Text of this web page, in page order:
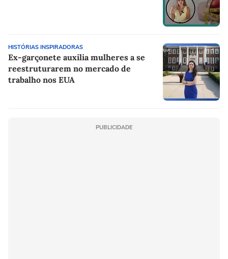
HISTÓRIAS INSPIRADORAS
Ex-garçonete auxilia mulheres a se
reestruturarem no mercado de
trabalho nos EUA
PUBLICIDADE